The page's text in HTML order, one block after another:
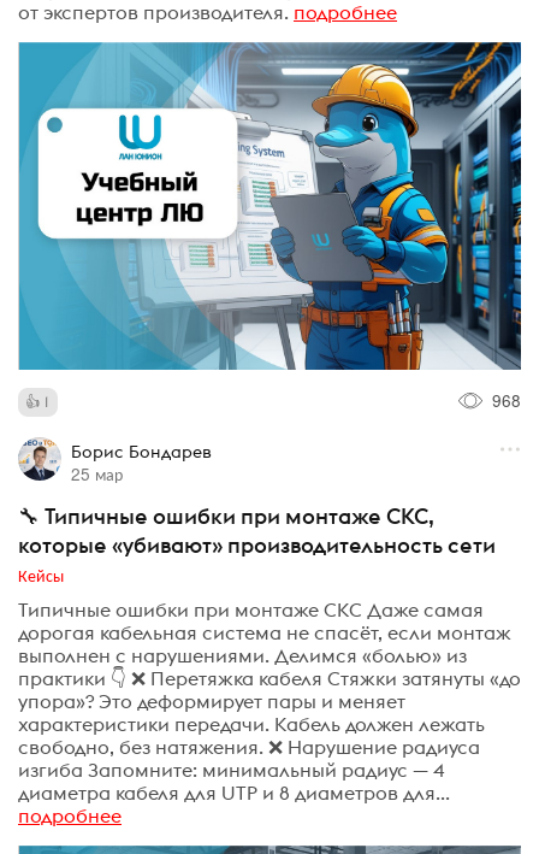
от экспертов производителя. подробнее
1 968
Борис Бондарев
25 мар
🔧 Типичные ошибки при монтаже СКС,
которые «убивают» производительность сети
Кейсы
Типичные ошибки при монтаже СКС Даже самая
дорогая кабельная система не спасёт, если монтаж
выполнен с нарушениями. Делимся «болью» из
практики 👇 ❌ Перетяжка кабеля Стяжки затянуты «до
упора»? Это деформирует пары и меняет
характеристики передачи. Кабель должен лежать
свободно, без натяжения. ❌ Нарушение радиуса
изгиба Запомните: минимальный радиус — 4
диаметра кабеля для UTP и 8 диаметров для...
подробнее